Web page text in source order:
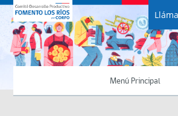
Menú Principal